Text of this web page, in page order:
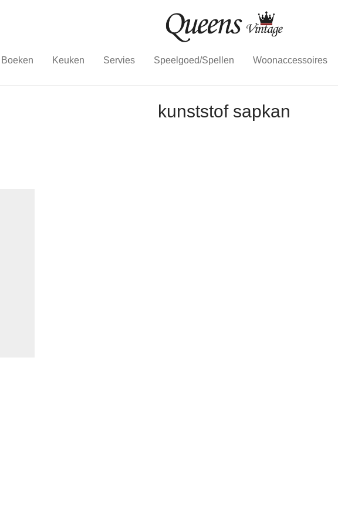
Boeken Keuken Servies Speelgoed/Spellen Woonaccessoires
kunststof sapkan